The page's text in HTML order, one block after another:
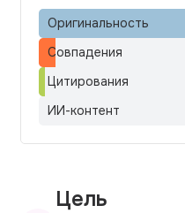
Оригинальность
Совпадения
Цитирования
ИИ-контент
Цель